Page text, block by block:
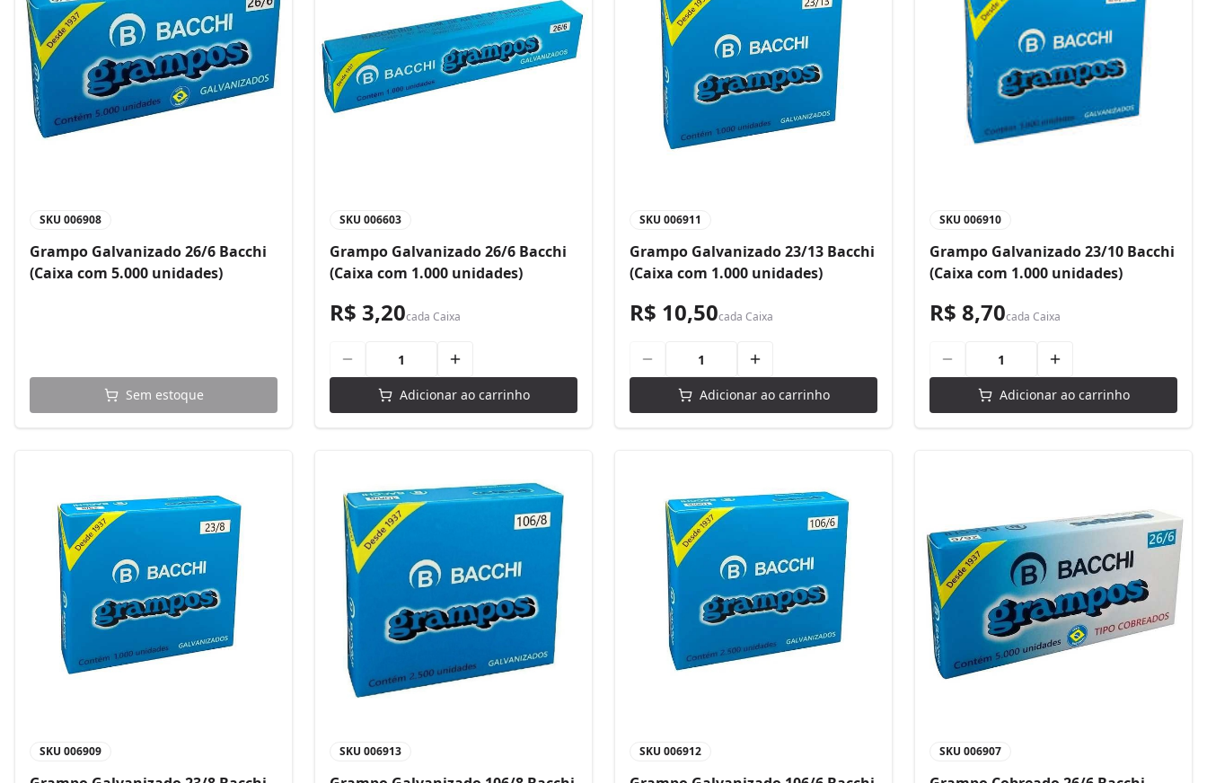
SKU 006908
Grampo Galvanizado 26/6 Bacchi
(Caixa com 5.000 unidades)
Sem estoque
SKU 006603
Grampo Galvanizado 26/6 Bacchi
(Caixa com 1.000 unidades)
R$ 3,20cada Caixa
Adicionar ao carrinho
SKU 006911
Grampo Galvanizado 23/13 Bacchi
(Caixa com 1.000 unidades)
R$ 10,50cada Caixa
Adicionar ao carrinho
SKU 006910
Grampo Galvanizado 23/10 Bacchi
(Caixa com 1.000 unidades)
R$ 8,70cada Caixa
Adicionar ao carrinho
SKU 006909 SKU 006913 SKU 006912 SKU 006907